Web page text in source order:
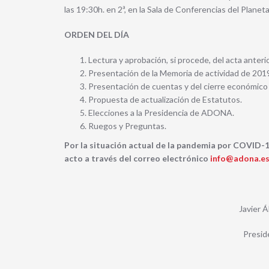
las 19:30h. en 2ª, en la Sala de Conferencias del
ORDEN DEL DÍA
Lectura y aprobación, si procede, del acta
Presentación de la Memoria de actividad de
Presentación de cuentas y del cierre
Propuesta de actualización de Estatutos.
Elecciones a la Presidencia de ADONA.
Ruegos y Preguntas.
Por la situación actual de la pandemia por
acto a través del correo electrónico
Javier